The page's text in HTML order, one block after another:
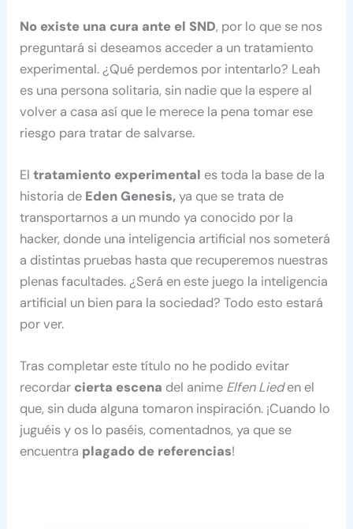
No existe una cura ante el SND, por lo que se nos
preguntará si deseamos acceder a un tratamiento
experimental. ¿Qué perdemos por intentarlo? Leah
es una persona solitaria, sin nadie que la espere al
volver a casa así que le merece la pena tomar ese
riesgo para tratar de salvarse.
Eltratamiento experimental es toda la base de la
historia de Eden Genesis,ya que se trata de
transportarnos a un mundo ya conocido por la
hacker, donde una inteligencia artificial nos someterá
a distintas pruebas hasta que recuperemos nuestras
plenas facultades. ¿Será en este juego la inteligencia
artificial un bien para la sociedad? Todo esto estará
por ver.
Tras completar este título no he podido evitar
recordar cierta escena del anime Elfen Lieden el
que, sin duda alguna tomaron inspiración. ¡Cuando lo
juguéis y os lo paséis, comentadnos, ya que se
encuentra plagado de referencias!